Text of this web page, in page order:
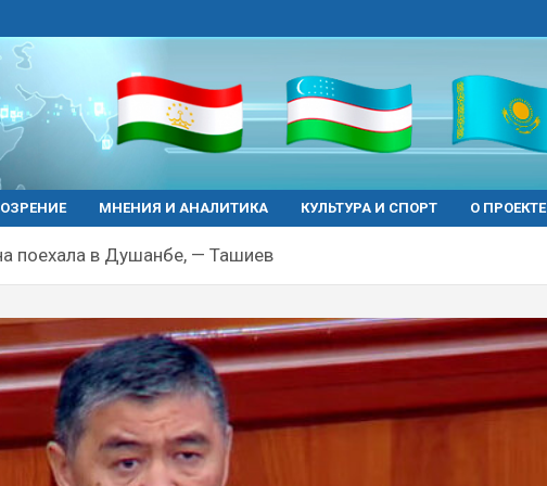
МНЕНИЯ И АНАЛИТИКА КУЛЬТУРА И СПОРТ О ПРОЕКТЕ
поехала в Душанбе, — Ташиев